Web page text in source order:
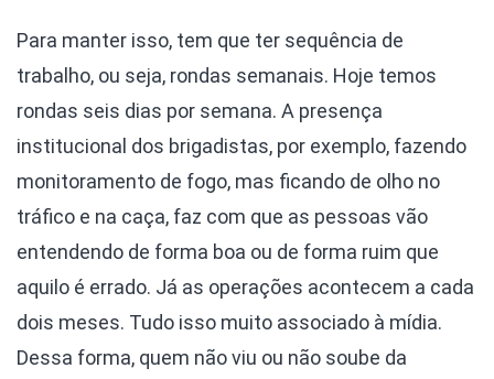
Para manter isso, tem que ter sequência de
trabalho, ou seja, rondas semanais. Hoje temos
rondas seis dias por semana. A presença
institucional dos brigadistas, por exemplo, fazendo
monitoramento de fogo, mas ficando de olho no
tráfico e na caça, faz com que as pessoas vão
entendendo de forma boa ou de forma ruim que
aquilo é errado. Já as operações acontecem a cada
dois meses. Tudo isso muito associado à mídia.
Dessa forma, quem não viu ou não soube da